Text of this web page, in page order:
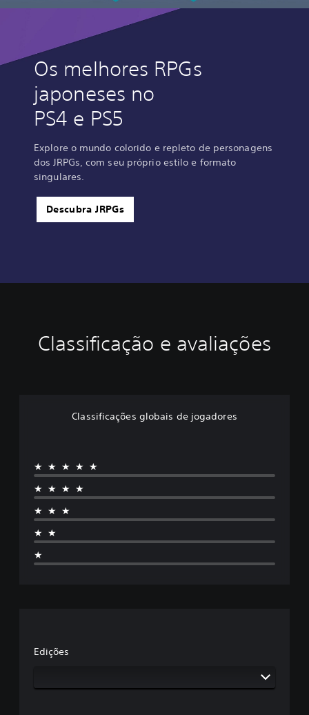
Os melhores RPGs
japoneses no
PS4 e PS5
Explore o mundo colorido e repleto de personagens
dos JRPGs, com seu próprio estilo e formato
singulares.
Descubra JRPGs
Classificação e avaliações
Classificações globais de jogadores
★★★★★
★★★★
★★★
★★
★
Edições